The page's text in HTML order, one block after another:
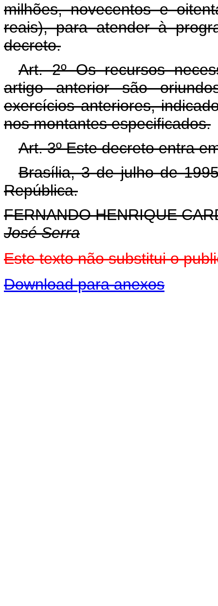
milhões, novecentos e
reais), para atender à
decreto.
Art. 2º Os recursos
artigo anterior são
exercícios anteriores,
nos montantes especificados.
Art. 3º Este decreto entra
Brasília, 3 de julho de
República.
FERNANDO HENRIQUE
José Serra
Este texto não substitui o
Download para anexos